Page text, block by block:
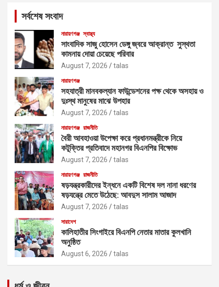
সর্বশেষ সংবাদ
নারায়ণগঞ্জ স্বাস্থ্য
সাংবাদিক সাজু হোসেন ডেঙ্গু জ্বরে আক্রান্ত সুস্থতা
কামনায় দোয়া চেয়েছে পরিবার
August 7, 2026 talas
নারায়ণগঞ্জ
সহযাত্রী মানবকল্যান ফাউন্ডেশনের পক্ষ থেকে অসহায় ও
দুঃস্থ মানুষের মাঝে উপহার
August 7, 2026 talas
নারায়ণগঞ্জ রাজনীতি
বৈরী আবহাওয়া উপেক্ষা করে প্রধানমন্ত্রীকে নিয়ে
কটূক্তির প্রতিবাদে মহানগর বিএনপির বিক্ষোভ
August 7, 2026 talas
নারায়ণগঞ্জ রাজনীতি
ষড়যন্ত্রকারীদের ইন্ধনে একটি বিশেষ দল নানা ধরণের
ষড়যন্ত্রে মেতে উঠেছে: আবদুস সালাম আজাদ
August 7, 2026 talas
সারাদেশ
কালিহাতীর সিংগাইরে বিএনপি নেতার মাতার কুলখানি
অনুষ্ঠিত
August 6, 2026 talas